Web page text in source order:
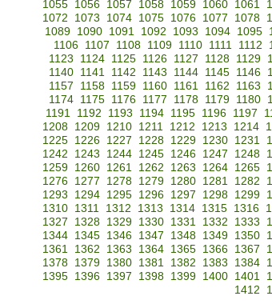
1055
1056 1057 1058 1059 1060 1061
1072
1073 1074 1075 1076 1077 1078
1089
1090 1091 1092 1093 1094 1095
1106
1107 1108 1109 1110 1111 1112
1123
1124 1125 1126 1127 1128 1129
1140 1141 1142 1143 1144 1145 1146
1157
1158 1159 1160 1161 1162 1163
1174 1175 1176 1177 1178 1179 1180
1191 1192 1193 1194 1195 1196 1197
1208 1209 1210 1211 1212 1213 1214
1225
1226 1227 1228 1229 1230 1231
1242
1243 1244 1245 1246 1247 1248
1259
1260 1261 1262 1263 1264 1265
1276
1277 1278 1279 1280 1281 1282
1293
1294 1295 1296 1297 1298 1299
1310 1311 1312 1313 1314 1315 1316
1327
1328 1329 1330 1331 1332 1333
1344
1345 1346 1347 1348 1349 1350
1361
1362 1363 1364 1365 1366 1367
1378
1379 1380 1381 1382 1383 1384
1395 1396 1397 1398 1399 1400 1401
1412